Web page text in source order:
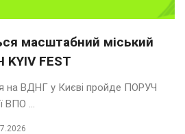
масштабний міський
FEST
на ВДНГ у Києві пройде ПОРУЧ
ВПО ...